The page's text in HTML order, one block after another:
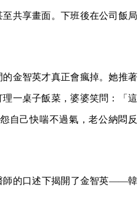
共享畫面。下班後在公司飯局
金智英才真正會瘋掉。她推著
一桌子飯菜，婆婆笑問：「這
自己快喘不過氣，老公納悶反
師的口述下揭開了金智英——韓